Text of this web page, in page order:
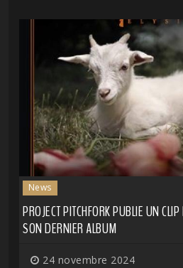
News
PROJECT PITCHFORK PUBLIE UN
SON DERNIER ALBUM
24 novembre 2024